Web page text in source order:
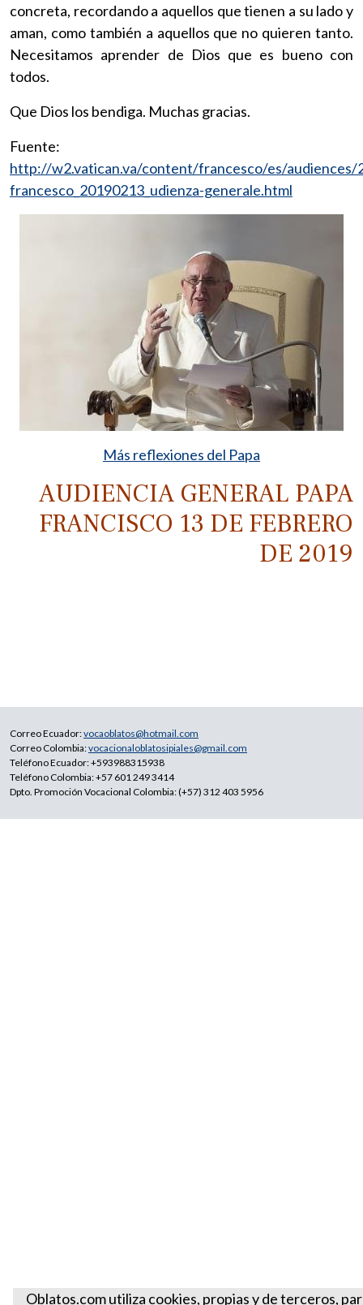
concreta, recordando a aquellos que tienen a su lado y
aman, como también a aquellos que no quieren tanto.
Necesitamos aprender de Dios que es bueno con
todos.
Que Dios los bendiga. Muchas gracias.
Fuente:
http://w2.vatican.va/content/francesco/es/audiences/
francesco_20190213_udienza-generale.html
Más reflexiones del Papa
AUDIENCIA GENERAL PAPA
FRANCISCO 13 DE FEBRERO
DE 2019
Oblatos.com utiliza cookies, propias y de terceros,
Correo Ecuador:vocaoblatos@hotmail.com
Correo Colombia:vocacionaloblatosipiales@gmail.com
Teléfono Ecuador: +593988315938
Teléfono Colombia: +57 601 249 3414
Dpto. Promoción Vocacional Colombia: (+57) 312 403 5956